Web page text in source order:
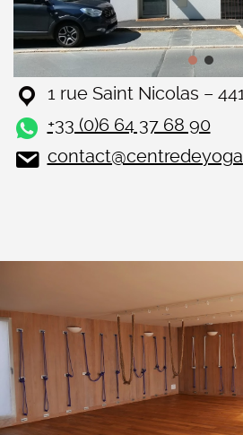
Clisson
1 rue Saint Nicolas –
+33 (0)6 64 37 68 90